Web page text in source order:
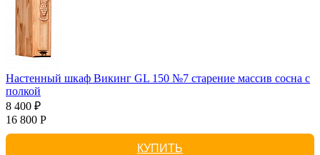
Настенный шкаф Викинг GL 150 №7 старение массив сосна с
полкой
8 400 ₽
16 800 Р
КУПИТЬ